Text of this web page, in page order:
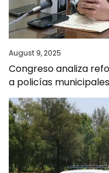
August 9, 2025
Congreso analiza
a policías municipales